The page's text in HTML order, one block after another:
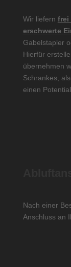
Wir liefern frei
erschwerte
Gabelstapler
Hierfür
übernehmen
Schrankes,
einen
Nach einer
Anschluss an